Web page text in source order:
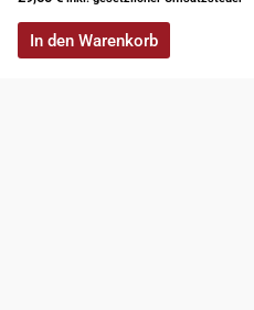
In den Warenkorb